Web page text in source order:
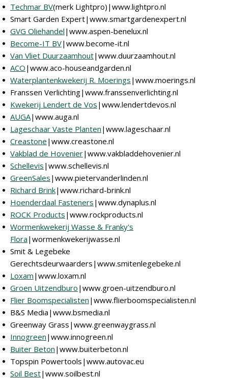
Techmar BV(merk Lightpro)|www.lightpro.nl
Smart Garden Expert|www.smartgardenexpert.nl
GVG Oliehandel |www.aspen-benelux.nl
Become-IT BV|www.become-it.nl
Van Vliet Duurzaamhout|www.duurzaamhout.nl
ACO |www.aco-houseandgarden.nl
Waterplantenkwekerij R. Moerings |www.moerings.nl
Franssen Verlichting|www.franssenverlichting.nl
Kwekerij Lendert de Vos |www.lendertdevos.nl
AUGA|www.auga.nl
Lageschaar Vaste Planten |www.lageschaar.nl
Creastone |www.creastone.nl
Vakblad de Hovenier|www.vakbladdehovenier.nl
Schellevis |www.schellevis.nl
GreenSales |www.pietervanderlinden.nl
Richard Brink|www.richard-brink.nl
Hoenderdaal Fasteners |www.dynaplus.nl
ROCK Products |www.rockproducts.nl
Wormenkwekerij Wasse & Franky's
Flora |wormenkwekerijwasse.nl
Smit & Legebeke
Gerechtsdeurwaarders|www.smitenlegebeke.nl
Loxam |www.loxam.nl
Groen Uitzendburo |www.groen-uitzendburo.nl
Flier Boomspecialisten |www.flierboomspecialisten.nl
B&S Media|www.bsmedia.nl
Greenway Grass|www.greenwaygrass.nl
Innogreen |www.innogreen.nl
Buiter Beton |www.buiterbeton.nl
Topspin Powertools|www.autovac.eu
Soil Best|www.soilbest.nl